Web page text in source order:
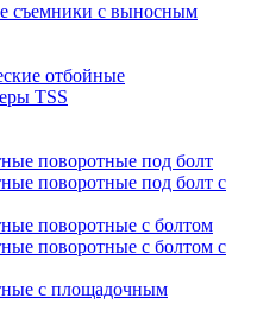
cъемники с выносным
отбойные
TSS
поворотные под болт
поворотные под болт с
поворотные с болтом
поворотные с болтом с
с площадочным